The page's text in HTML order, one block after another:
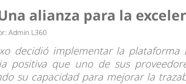
Minería
alianza para la
Admin L360
decidió implementar la plataforma
positiva que uno de sus
su capacidad para mejorar la